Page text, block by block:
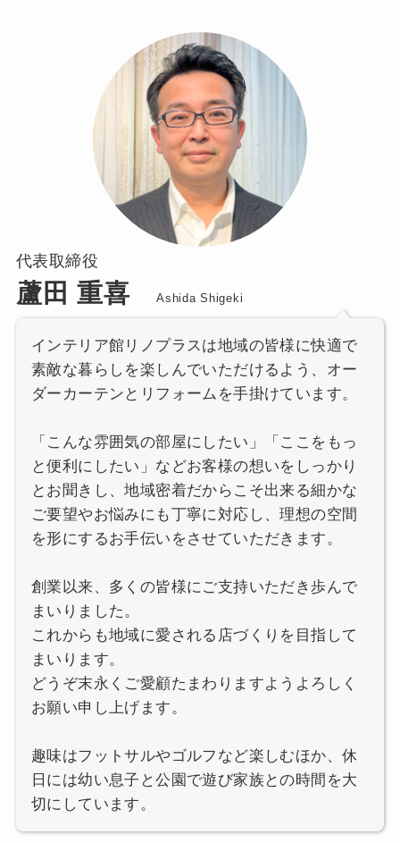
代表取締役
蘆田 重喜 Ashida Shigeki
インテリア館リノプラスは地域の皆様に快適で
素敵な暮らしを楽しんでいただけるよう、オー
ダーカーテンとリフォームを手掛けています。
「こんな雰囲気の部屋にしたい」「ここをもっ
と便利にしたい」などお客様の想いをしっかり
とお聞きし、地域密着だからこそ出来る細かな
ご要望やお悩みにも丁寧に対応し、理想の空間
を形にするお手伝いをさせていただきます。
創業以来、多くの皆様にご支持いただき歩んで
まいりました。
これからも地域に愛される店づくりを目指して
まいります。
どうぞ末永くご愛顧たまわりますようよろしく
お願い申し上げます。
趣味はフットサルやゴルフなど楽しむほか、休
日には幼い息子と公園で遊び家族との時間を大
切にしています。